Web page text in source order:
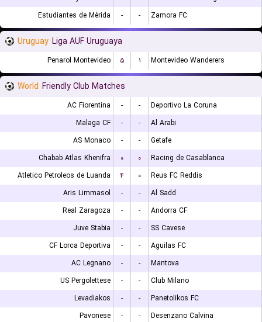
Estudiantes de Mérida
- - Zamora FC
Uruguay Liga AUF Uruguaya
Penarol Montevideo ۵ ۱ Montevideo Wanderers
World Friendly Club Matches
AC Fiorentina - -
Deportivo La Coruna
Malaga CF
- -
Al Arabi
AS Monaco
- -
Getafe
Chabab Atlas Khenifra
۰ ۰
Racing de Casablanca
Atletico Petroleos de Luanda
۴ ۰
Reus FC Reddis
Aris Limmasol
- -
Al Sadd
Real Zaragoza
- -
Andorra CF
Juve Stabia
- -
SS Cavese
CF Lorca Deportiva
- -
Aguilas FC
AC Legnano
- -
Mantova
US Pergolettese
- -
Club Milano
Levadiakos
- -
Panetolikos FC
Pavonese
- -
Desenzano Calvina